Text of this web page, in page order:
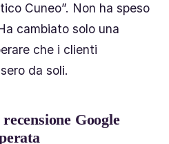
Cuneo”. Non ha speso
cambiato solo una
che i clienti
da soli.
Google